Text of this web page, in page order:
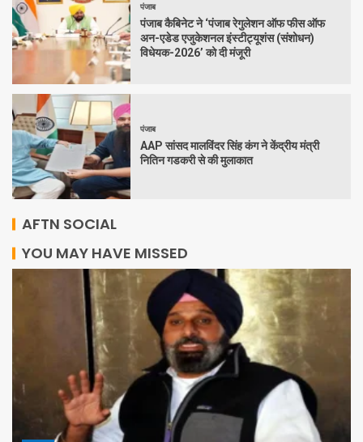
पंजाब
पंजाब कैबिनेट ने ‘पंजाब रेगुलेशन ऑफ फीस ऑफ
अन-एडेड एजुकेशनल इंस्टीट्यूशंस (संशोधन)
विधेयक-2026’ को दी मंजूरी
पंजाब
AAP सांसद मालविंदर सिंह कंग ने केंद्रीय मंत्री
नितिन गडकरी से की मुलाकात
AFTN SOCIAL
YOU MAY HAVE MISSED